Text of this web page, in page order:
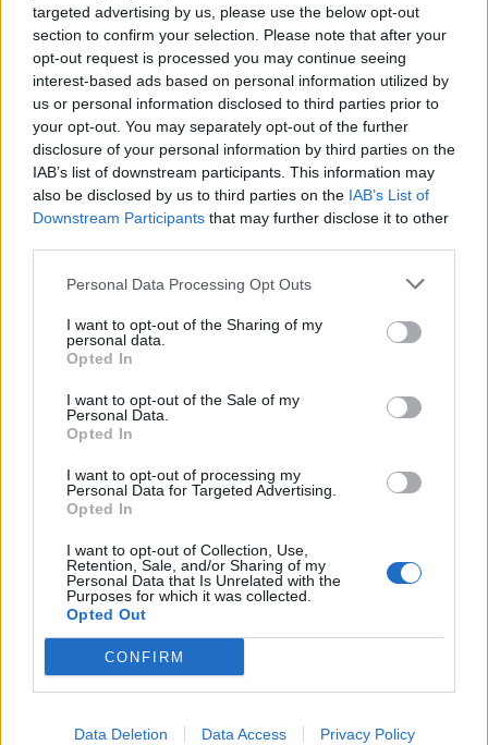
targeted advertising by us, please use the below opt-out
section to confirm your selection. Please note that after your
opt-out request is processed you may continue seeing
interest-based ads based on personal information utilized by
us or personal information disclosed to third parties prior to
your opt-out. You may separately opt-out of the further
disclosure of your personal information by third parties on the
IAB’s list of downstream participants. This information may
also be disclosed by us to third parties on the IAB’s List of
Downstream Participants that may further disclose it to other
Personal Data Processing Opt Outs
I want to opt-out of the Sharing of my
personal data.
Opted In
I want to opt-out of the Sale of my
Personal Data.
Opted In
I want to opt-out of processing my
Personal Data for Targeted Advertising.
Opted In
I want to opt-out of Collection, Use,
Retention, Sale, and/or Sharing of my
Personal Data that Is Unrelated with the
Purposes for which it was collected.
Opted Out
CONFIRM
Data Deletion Data Access Privacy Policy
Πλαστική ρύπανση: Το «παραμελημένο» πρόβλημα στη
διαχείριση των τροφικών αποβλήτων
17:14
Πρόλαβαν τη φωτιά στο Κορωπί - Είχε ηχήσει το 112
17:12
Ο Νετανιάχου απορρίπτει το σχέδιο Τραμπ για τη Γάζα
17:05
Ο Καρέτσας πλήγωσε τον Τζόλη με τρομερό γκολ
Δεκαπενταύγουστος 2026: Πώς αμείβονται όσοι θα
εργαστούν
Η «Αντιγόνη» του Σοφοκλή μέσα από τα μάτια της
Τεχνητής Νοημοσύνης
16:20
Κιλκίς: Καθυστερήσεις και αναμονή στο Τελωνείο
Ευζώνων, στο ρεύμα εξόδου από την Ελλάδα
16:06
Έβρος: Πυρκαγιά στη Γιαννούλη Σουφλίου -
Κινητοποιήθηκαν εναέρια μέσα